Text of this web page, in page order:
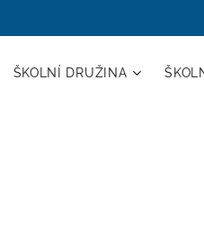
ŠKOLNÍ DRUŽINA